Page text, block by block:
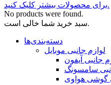
برای محصولات بیشتر کلیک کنید.
No products were found.
سبد خرید شما خالی است.
دسته‌بندی‌ها
لوازم جانبی موبایل
جانبی آیفون
سامسونگ
گوشی هواوی